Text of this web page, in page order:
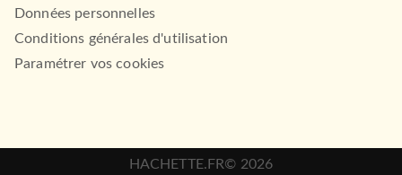
Données personnelles
Conditions générales d'utilisation
Paramétrer vos cookies
HACHETTE.FR© 2026